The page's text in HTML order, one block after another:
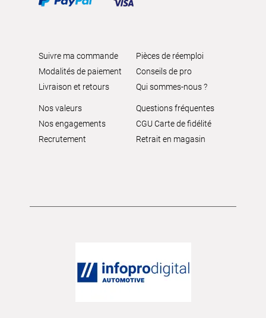
Suivre ma commande
Modalités de paiement
Livraison et retours
Pièces de réemploi
Conseils de pro
Qui sommes-nous ?
Nos valeurs
Nos engagements
Recrutement
Questions fréquentes
CGU Carte de fidélité
Retrait en magasin